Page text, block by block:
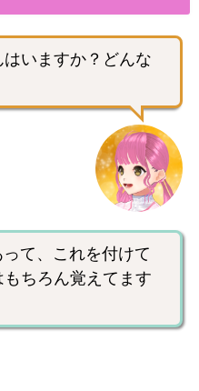
いますか？どんな
て、これを付けて
ちろん覚えてます